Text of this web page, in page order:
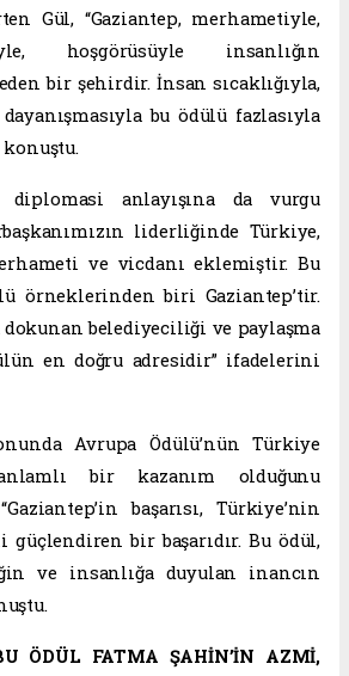
Gül, “Gaziantep, merhametiyle,
hoşgörüsüyle insanlığın
bir şehirdir. İnsan sıcaklığıyla,
bu ödülü fazlasıyla
diplomasi anlayışına da vurgu
liderliğinde Türkiye,
ve vicdanı eklemiştir. Bu
örneklerinden biri Gaziantep’tir.
dokunan belediyeciliği ve paylaşma
en doğru adresidir” ifadelerini
Avrupa Ödülü’nün Türkiye
bir kazanım olduğunu
başarısı, Türkiye’nin
güçlendiren bir başarıdır. Bu ödül,
ve insanlığa duyulan inancın
ÖDÜL FATMA ŞAHİN’İN AZMİ,